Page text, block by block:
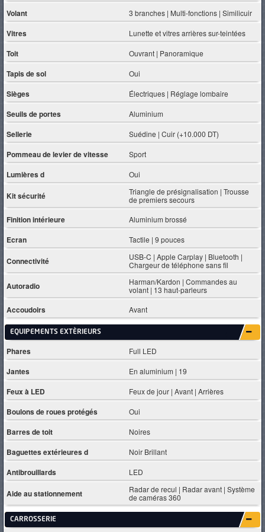
Volant 3 branches | Multi-fonctions | Similicuir
Vitres Lunette et vitres arrières sur-teintées
Toit Ouvrant | Panoramique
Tapis de sol Oui
Sièges Électriques | Réglage lombaire
Seuils de portes Aluminium
Sellerie Suédine | Cuir (+10.000 DT)
Pommeau de levier de vitesse Sport
Lumières d Oui
Kit sécurité
Triangle de présignalisation | Trousse
de premiers secours
Finition intérieure Aluminium brossé
Ecran Tactile | 9 pouces
Connectivité
USB-C | Apple Carplay | Bluetooth |
Chargeur de téléphone sans fil
Autoradio
Harman/Kardon | Commandes au
volant | 13 haut-parleurs
Accoudoirs Avant
EQUIPEMENTS EXTÈRIEURS
Phares Full LED
Jantes En aluminium | 19
Feux à LED Feux de jour | Avant | Arrières
Boulons de roues protégés Oui
Barres de toit Noires
Baguettes extérieures d Noir Brillant
Antibrouillards LED
Aide au stationnement
Radar de recul | Radar avant | Système
de caméras 360
CARROSSERIE